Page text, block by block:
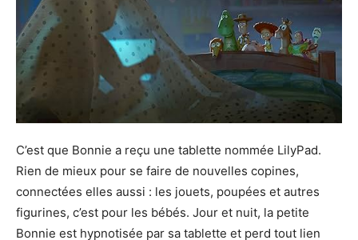
C’est que Bonnie a reçu une tablette nommée LilyPad.
Rien de mieux pour se faire de nouvelles copines,
connectées elles aussi : les jouets, poupées et autres
figurines, c’est pour les bébés. Jour et nuit, la petite
Bonnie est hypnotisée par sa tablette et perd tout lien